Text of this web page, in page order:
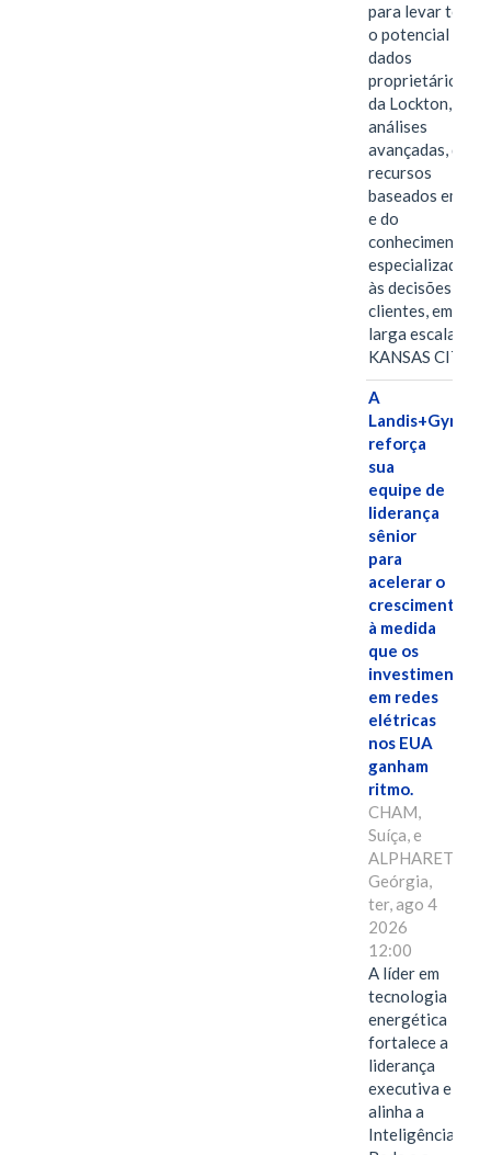
para levar todo
o potencial dos
dados
proprietários
da Lockton, das
análises
avançadas, dos
recursos
baseados em IA
e do
conhecimento
especializado
às decisões dos
clientes, em
larga escala
KANSAS CITY,…
A
Landis+Gyr
reforça
sua
equipe de
liderança
sênior
para
acelerar o
crescimento,
à medida
que os
investimentos
em redes
elétricas
nos EUA
ganham
ritmo.
CHAM,
Suíça, e
ALPHARETTA,
Geórgia,
ter, ago 4
2026
12:00
A líder em
tecnologia
energética
fortalece a
liderança
executiva e
alinha a
Inteligência de